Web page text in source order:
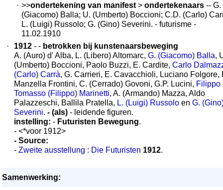
· >>ondertekening van manifest > ondertekenaars -- G.
(Giacomo) Balla; U. (Umberto) Boccioni; C.D. (Carlo)
L. (Luigi) Russolo; G. (Gino) Severini. - futurisme -
11.02.1910
·
1912 - - betrokken bij kunstenaarsbeweging
A. (Auro) d' Alba, L. (Libero) Altomarc, G. (Giacomo) Balla,
(Umberto) Boccioni, Paolo Buzzi, E. Cardite, Carlo
(Carlo) Carrà, G. Carrieri, E. Cavacchioli, Luciano Folgore,
Manzella Frontini, C. (Cerrado) Govoni, G.P. Lucini, Filippo
Tomasso (Filippo) Marinetti, A. (Armando) Mazza, Aldo
Palazzeschi, Ballila Pratella, L. (Luigi) Russolo en G.
Severini. - (als) - leidende figuren.
instelling: - Futuristen Bewegung.
- <*voor 1912>
- Source:
- Zweite ausstellung : Die Futuristen 1912.
Samenwerking: